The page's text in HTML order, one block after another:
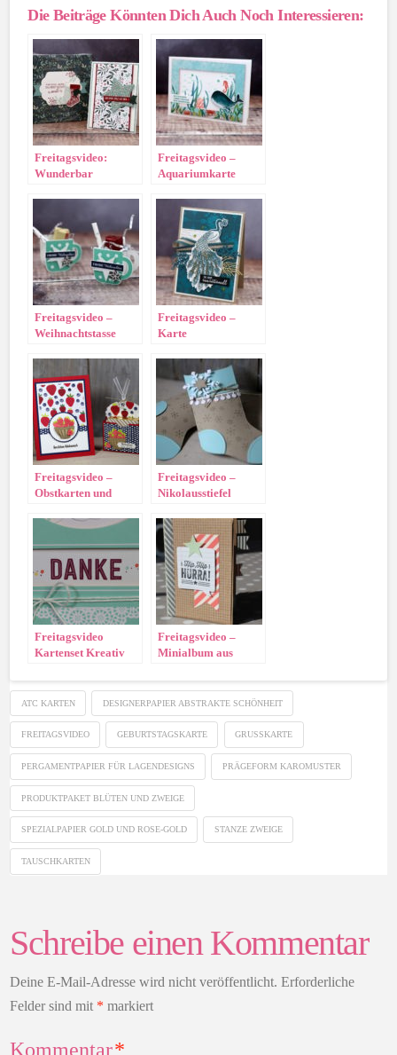
Die Beiträge Könnten Dich Auch Noch Interessieren:
Freitagsvideo:
Wunderbar
Freitagsvideo –
Aquariumkarte
Freitagsvideo –
Weihnachtstasse
Freitagsvideo –
Karte
Freitagsvideo –
Obstkarten und
Tuttifrutti
Freitagsvideo –
Nikolausstiefel
Freitagsvideo
Kartenset Kreativ
Freitagsvideo –
Minialbum aus
ATC KARTEN DESIGNERPAPIER ABSTRAKTE SCHÖNHEIT
FREITAGSVIDEO GEBURTSTAGSKARTE GRUSSKARTE
PERGAMENTPAPIER FÜR LAGENDESIGNS PRÄGEFORM KAROMUSTER
PRODUKTPAKET BLÜTEN UND ZWEIGE
SPEZIALPAPIER GOLD UND ROSE-GOLD STANZE ZWEIGE
TAUSCHKARTEN
Schreibe einen Kommentar
Deine E-Mail-Adresse wird nicht veröffentlicht. Erforderliche
Felder sind mit * markiert
Kommentar*